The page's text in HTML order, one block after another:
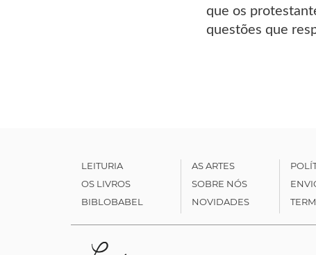
que os
questões que
LEITURIA
OS LIVROS
BIBLOBABEL
AS ARTES
SOBRE NÓS
NOVIDADES